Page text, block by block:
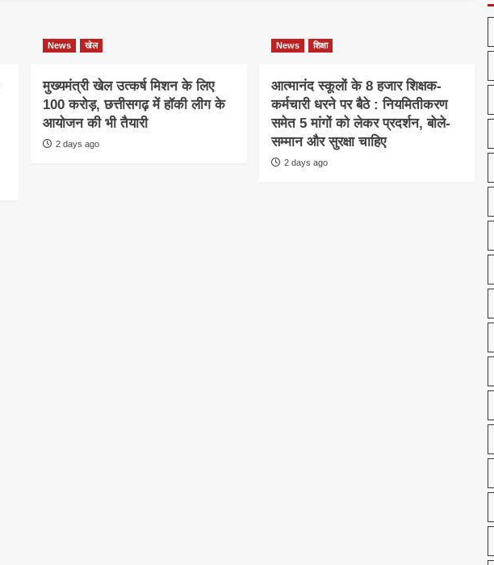
News खेल
मुख्यमंत्री खेल उत्कर्ष मिशन के लिए
100 करोड़, छत्तीसगढ़ में हॉकी लीग के
आयोजन की भी तैयारी
2 days ago
News शिक्षा
आत्मानंद स्कूलों के 8 हजार शिक्षक-
कर्मचारी धरने पर बैठे : नियमितीकरण
समेत 5 मांगों को लेकर प्रदर्शन, बोले-
सम्मान और सुरक्षा चाहिए
2 days ago